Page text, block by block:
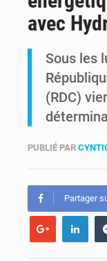
avec
Sous les
(RDC)
PUBLIÉ PAR
Partager